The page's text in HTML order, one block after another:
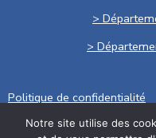
>
>
Politique de confidentialité
Notre site utilise des